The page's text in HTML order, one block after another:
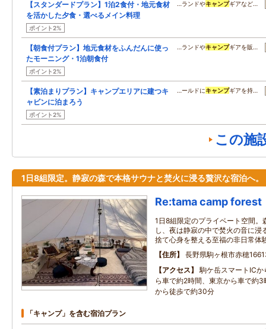
【スタンダードプラン】1泊2食付・地元食材
を活かした夕食・選べるメイン料理
ポイント2%
…ランドやキャンプギアなど…
【朝食付プラン】地元食材をふんだんに使っ
たモーニング・1泊朝食付
ポイント2%
…ランドやキャンプギアを販…
【素泊まりプラン】キャンプエリアに建つキ
ャビンに泊まろう
ポイント2%
…ールドにキャンプギアを持…
この施
1日8組限定。静寂の森で本格サウナと焚火に浸る贅沢な宿泊へ。
Re:tama camp forest
1日8組限定のプライベート空間。
し、夜は静寂の中で焚火の音に浸
捨て心身を整える至福の非日常体
住所
長野県駒ヶ根市赤穂
アクセス
駒ケ岳スマートIC
ら車で約2時間、東京から車で約
から徒歩で約30分
「キャンプ」を含む宿泊プラン